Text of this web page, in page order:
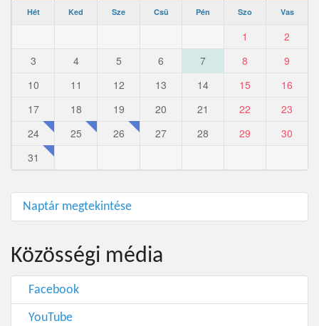
Hét Ked Sze Csü Pén Szo Vas
1
2
3
4 5 6 7 8
9
10
11 12 13 14 15
16
17
18 19 20 21 22
23
24
25 26 27 28 29
30
31
Naptár megtekintése
Közösségi média
Facebook
YouTube